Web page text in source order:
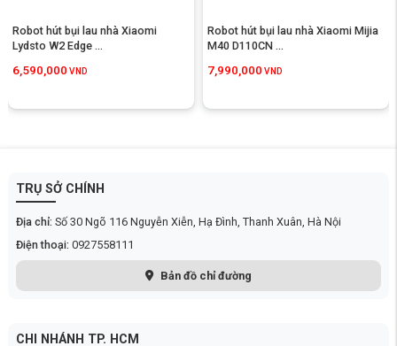
Robot hút bụi lau nhà Xiaomi
Lydsto W2 Edge ...
6,590,000 VND
Robot hút bụi lau nhà Xiaomi Mijia
M40 D110CN ...
7,990,000 VND
TRỤ SỞ CHÍNH
Địa chỉ: Số 30 Ngõ 116 Nguyễn Xiễn, Hạ Đình, Thanh Xuân, Hà Nội
Điện thoại: 0927558111
Bản đồ chỉ đường
CHI NHÁNH TP. HCM